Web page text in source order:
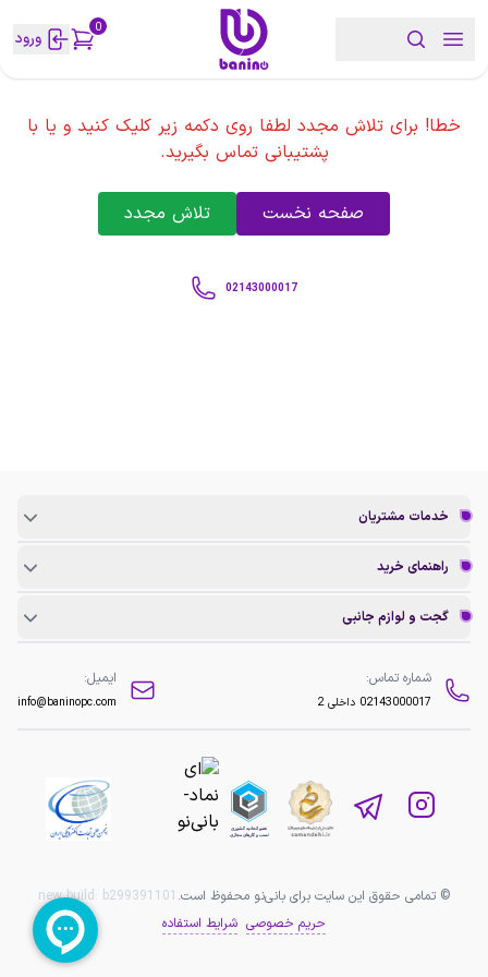
0 ورود
خطا! برای تلاش مجدد لطفا روی دکمه زیر کلیک کنید و یا با
پشتیبانی تماس بگیرید.
صفحه نخست تلاش مجدد
02143000017
خدمات مشتریان
راهنمای خرید
گجت و لوازم جانبی
شماره تماس:
02143000017 داخلی 2
ایمیل:
info@baninopc.com
© تمامی حقوق این سایت برای بانی‌نو محفوظ است. new build: b299391101
حریم خصوصی شرایط استفاده